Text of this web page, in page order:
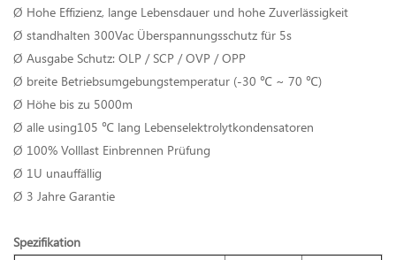
Ø Hohe Effizienz, lange Lebensdauer und hohe Zuverlässigkeit
Ø standhalten 300Vac Überspannungsschutz für 5s
Ø Ausgabe Schutz: OLP / SCP / OVP / OPP
Ø breite Betriebsumgebungstemperatur (-30 ℃ ~ 70 ℃)
Ø Höhe bis zu 5000m
Ø alle using105 ℃ lang Lebenselektrolytkondensatoren
Ø 100% Volllast Einbrennen Prüfung
Ø 1U unauffällig
Ø 3 Jahre Garantie
Spezifikation